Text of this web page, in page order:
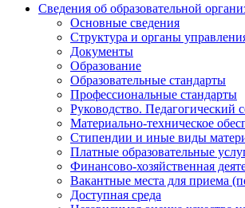
Сведения об образовательной
Основные сведения
Структура и органы
Документы
Образование
Образовательные стандарты
Профессиональные стандарты
Руководство. Педагогический
Материально-техническое
Стипендии и иные виды
Платные образовательные
Финансово-хозяйственная
Вакантные места для приема
Доступная среда